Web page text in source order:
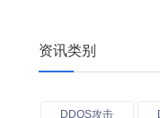
资讯类别
DDOS攻击